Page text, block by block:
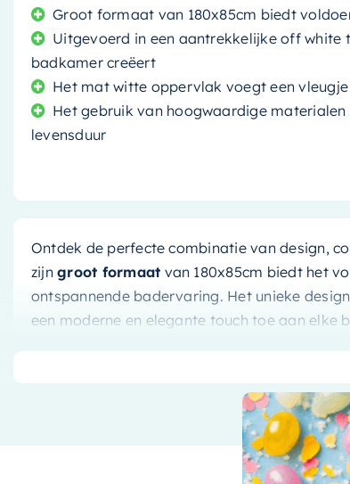
Groot formaat van 180x85cm biedt
Uitgevoerd in een aantrekkelijke off white
badkamer creëert
Het mat witte oppervlak voegt een
Het gebruik van hoogwaardige
levensduur
Ontdek de perfecte combinatie van design,
zijngroot formaat van 180x85cm biedt het
ontspannende badervaring. Het unieke
een moderne en elegante touch toe aan elke
Met zijn vrijstaande ontwerp is dit bad een
middelpunt in uw badkamer, terwijl het
oppervlak voegt een vleugje